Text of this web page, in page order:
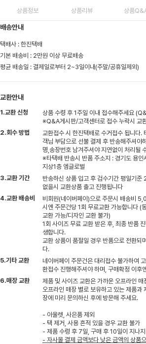
상품정보 상품리뷰 상품
배송안내
택배사 : 한진택배
기본 배송비 : 2만원 이상 무료배송
평균 배송일 : 결제일로부터 2~3일이내(주말/공휴일제외)
교환안내
1.교환 신청
상품 수령 후 1주일 이내 접수해주세요
※Q&A게시판/고객센터로 접수 누락시 교
2.회수 방법
교환접수 시 한진택배로 수거접수 됩니다.
객님 부담으로 선불 결제 후 반송해주셔야
명,송장번호 남겨주셔야 지연없이 처리될
※타택배 반송시 반품 주소지 : 경기도 용
지상1층 엠글로벌
3.교환 기간
반송하신 상품 입고 후 검수기간 평일기
없을시 교환상품 출고 진행됩니다
4.교환 배송비
비회원(네이버페이)으로 주문시 배송비
시엔 주문건당 1회 무료교환 가능합니다 (
교환 가능/디자인 교환 불가)
1회 사이즈 무료 교환 받은 후, 최종 반품
생합니다.
교환 상품이 품절일 경우 반품으로 전환되
다.
5.기타 교환
네이버페이 주문건은 대리접수 불가하여
환접수 진행해주셔야 하며, 구매확정 이후
6.매장 교환
제품 및 사이즈 교환은 가까운 오프라인 매
오프라인 매장 별로 보유하고 있는 제품과
장에 미리 문의하신 후에 방문해 주세요.
- 아울렛, 사은품 제외
- 택 제거, 사용 흔적 있을 경우 교환 불가
- 제품 수령 후 7일, 구매 후 10일이 지나
- 자사몰 결제 금액보다 낮은 금액의 상품